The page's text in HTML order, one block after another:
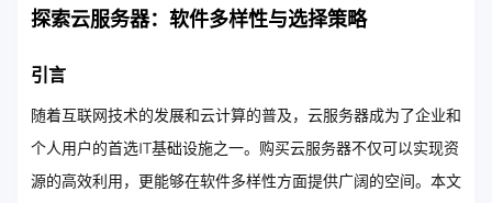
探索云服务器：软件多样性与选择策略
引言
随着互联网技术的发展和云计算的普及，云服务器成为了企业和
个人用户的首选IT基础设施之一。购买云服务器不仅可以实现资
源的高效利用，更能够在软件多样性方面提供广阔的空间。本文